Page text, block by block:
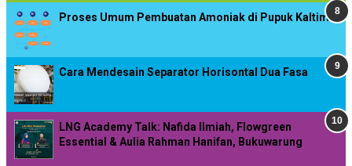
Proses Umum Pembuatan Amoniak di Pupuk Kaltim
Cara Mendesain Separator Horisontal Dua Fasa
LNG Academy Talk: Nafida Ilmiah, Flowgreen
Essential & Aulia Rahman Hanifan, Bukuwarung